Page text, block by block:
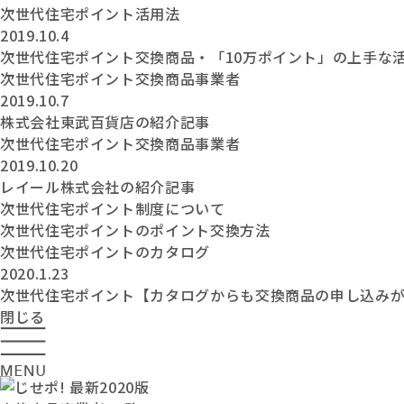
次世代住宅ポイント活用法
2019.10.4
次世代住宅ポイント交換商品・「10万ポイント」の上手な
次世代住宅ポイント交換商品事業者
2019.10.7
株式会社東武百貨店の紹介記事
次世代住宅ポイント交換商品事業者
2019.10.20
レイール株式会社の紹介記事
次世代住宅ポイント制度について
次世代住宅ポイントのポイント交換方法
次世代住宅ポイントのカタログ
2020.1.23
次世代住宅ポイント【カタログからも交換商品の申し込みが
閉じる